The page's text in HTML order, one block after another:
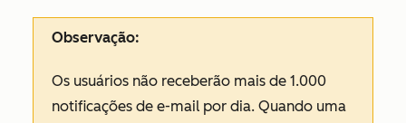
Observação:
Os usuários não receberão mais de 1.000
notificações de e-mail por dia. Quando uma